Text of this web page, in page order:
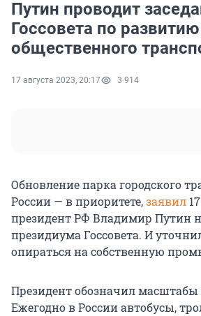
Путин проводит
Госсовета по развитию
общественного
17 августа 2023, 20:17 3 914
Обновление парка городского
России — в приоритете,заявил
президент РФ Владимир Путин
президиума Госсовета. И
опираться на собственную
Президент обозначил масштабы
Ежегодно в России автобусы,